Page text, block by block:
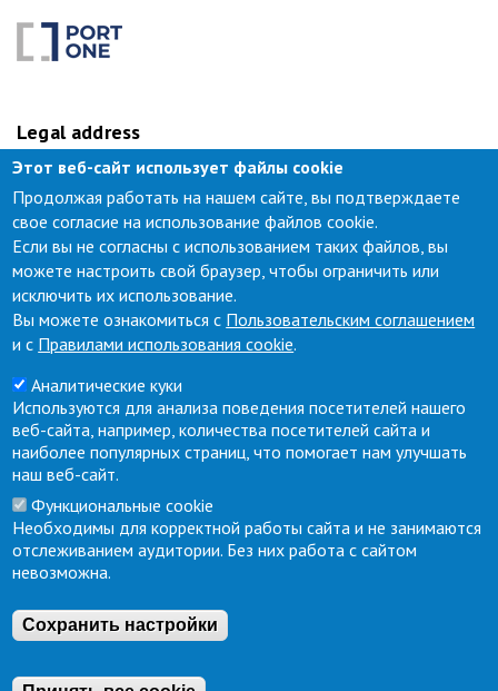
Этот веб-сайт использует файлы cookie
Продолжая работать на нашем сайте, вы подтверждаете
свое согласие на использование файлов cookie.
Если вы не согласны с использованием таких файлов, вы
можете настроить свой браузер, чтобы ограничить или
исключить их использование.
Вы можете ознакомиться с Пользовательским соглашением
и с Правилами использования cookie.
Аналитические куки
Используются для анализа поведения посетителей нашего
веб-сайта, например, количества посетителей сайта и
наиболее популярных страниц, что помогает нам улучшать
наш веб-сайт.
Функциональные cookie
Необходимы для корректной работы сайта и не занимаются
отслеживанием аудитории. Без них работа с сайтом
невозможна.
Сохранить настройки
Legal address
Elevator site, 22,
Coal Harbor, St. Petersburg, 198096
Phone: +7 (812) 335-71-11, fax: +7 (812) 335-75-57
Technical support
phone:+7 (812) 335-71-68
support.lkk@port.one
Secretary
phone:+7 (812) 335 71-11
info@terminalspb.ru
All contacts
© Closed Joint-Stock Company Container Terminal St.
Petersburg.When using materials from this site, a link to the
site is required.